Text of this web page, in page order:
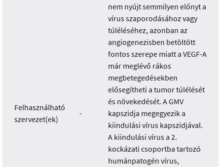
Felhasználható
szervezet(ek)
-
nem nyújt semmilyen előnyt a
vírus szaporodásához vagy
túléléséhez, azonban az
angiogenezisben betöltött
fontos szerepe miatt a VEGF-A
már meglévő rákos
megbetegedésekben
elősegítheti a tumor túlélését
és növekedését. A GMV
kapszidja megegyezik a
kiindulási vírus kapszidjával.
A kiindulási vírus a 2.
kockázati csoportba tartozó
humánpatogén vírus,